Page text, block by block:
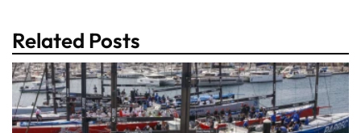
Related Posts